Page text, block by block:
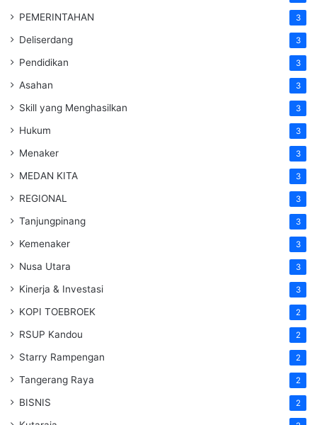
PEMERINTAHAN 3
Deliserdang 3
Pendidikan 3
Asahan 3
Skill yang Menghasilkan 3
Hukum 3
Menaker 3
MEDAN KITA 3
REGIONAL 3
Tanjungpinang 3
Kemenaker 3
Nusa Utara 3
Kinerja & Investasi 3
KOPI TOEBROEK 2
RSUP Kandou 2
Starry Rampengan 2
Tangerang Raya 2
BISNIS 2